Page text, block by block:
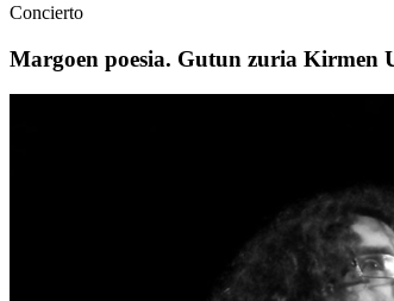
Concierto
Margoen poesia. Gutun zuria Kirmen